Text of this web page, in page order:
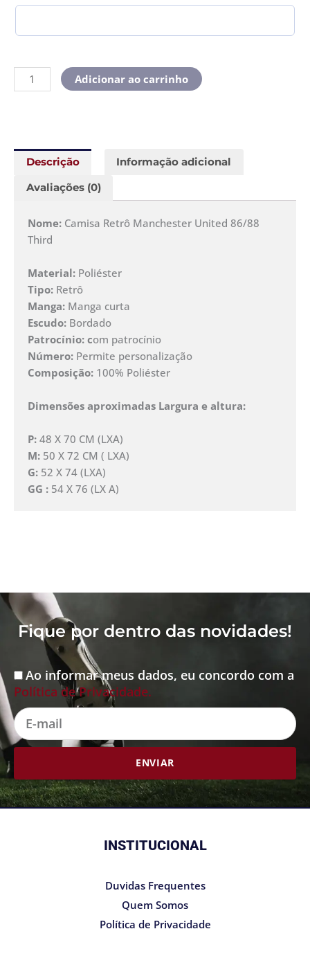
Adicionar ao carrinho
Descrição Informação adicional
Avaliações (0)
Nome: Camisa Retrô Manchester United 86/88
Third
Material: Poliéster
Tipo: Retrô
Manga: Manga curta
Escudo: Bordado
Patrocínio: com patrocínio
Número: Permite personalização
Composição: 100% Poliéster
Dimensões aproximadas Largura e altura:
P: 48 X 70 CM (LXA)
M: 50 X 72 CM ( LXA)
G: 52 X 74 (LXA)
GG : 54 X 76 (LX A)
Fique por dentro das novidades!
Ao informar meus dados, eu concordo com a
Política de Privacidade.
E-
mail
ENVIAR
INSTITUCIONAL
Duvidas Frequentes
Quem Somos
Política de Privacidade